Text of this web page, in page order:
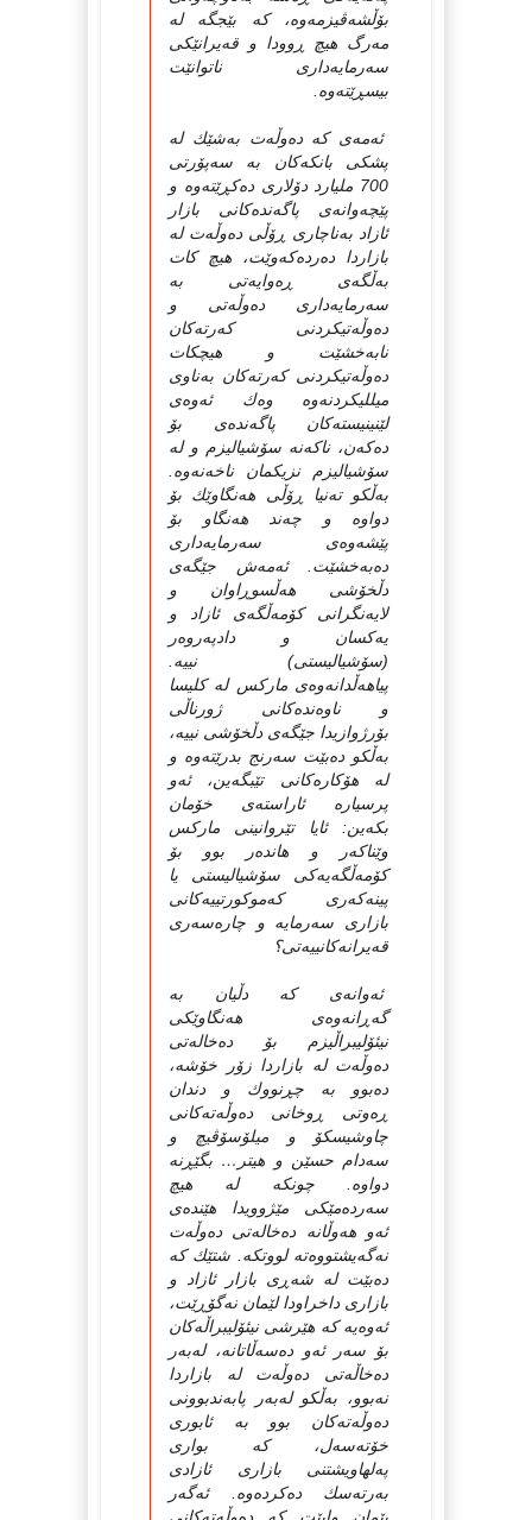
بۆڵشه‌ڤیزمه‌وه‌، که‌ بێجگه‌ له‌
مه‌رگ هیچ ڕوودا و قه‌یرانێکی
سه‌رمایه‌داری ناتوانێت
بیسڕێته‌وه‌.
ئه‌مه‌ی که‌ ده‌وڵه‌ت به‌شێك له‌
پشکی بانکه‌کان به‌ سه‌پۆرتی
700 ملیارد دۆلاری ده‌کڕێته‌وه‌ و
پێچه‌وانه‌ی پاگه‌نده‌کانی بازار
ئازاد به‌ناچاری ڕۆڵی ده‌وڵه‌ت له‌
بازاردا ده‌رده‌که‌وێت، هیچ کات
به‌ڵگه‌ی ڕه‌وایه‌تی به‌
سه‌رمایه‌داری ده‌وڵه‌تی و
ده‌وڵه‌تیکردنی که‌رته‌کان
نابه‌خشێت و هیچکات
ده‌وڵه‌تیکردنی که‌رته‌کان به‌ناوی
میللیکردنه‌وه‌ وه‌ك ئه‌وه‌ی
لێنینیسته‌کان پاگه‌نده‌ی بۆ
ده‌که‌ن، ناکه‌نه‌ سۆشیالیزم و له‌
سۆشیالیزم نزیکمان ناخه‌نه‌وه‌.
به‌ڵکو ته‌نیا ڕۆڵی هه‌نگاوێك بۆ
دواوه‌ و چه‌ند هه‌نگاو بۆ
پێشه‌وه‌ی سه‌رمایه‌داری
ده‌به‌خشێت. ئه‌مه‌ش جێگه‌ی
دڵخۆشی هه‌ڵسوڕاوان و
لایه‌نگرانی کۆمه‌ڵگه‌ی ئازاد و
یه‌کسان و دادپه‌روه‌ر
(سۆشیالیستی) نییه‌.
پیاهه‌ڵدانه‌وه‌ی مارکس له‌ کلیسا
و ناوه‌نده‌کانی ژورناڵی
بۆرژوازیدا جێگه‌ی دڵخۆشی نییه‌،
به‌ڵکو ده‌بێت سه‌رنج بدرێته‌وه‌ و
له‌ هۆکاره‌کانی تێبگه‌ین، ئه‌و
پرسیاره‌ ئاراسته‌ی خۆمان
بکه‌ین: ئایا تێروانینی مارکس
وێناکه‌ر و هانده‌ر بوو بۆ
کۆمه‌ڵگه‌یه‌کی سۆشیالیستی یا
پینه‌که‌ری که‌موکورتییه‌کانی
بازاری سه‌رمایه‌ و چاره‌سه‌ری
قه‌یرانه‌کانییه‌تی؟
ئه‌وانه‌ی که‌ دڵیان به‌
گه‌ڕانه‌وه‌ی هه‌نگاوێکی
نیئۆلیبراڵیزم بۆ ده‌خاله‌تی
ده‌وڵه‌ت له‌ بازاردا زۆر خۆشه‌،
ده‌بوو به‌ چڕنووك و دندان
ڕه‌وتی ڕوخانی‌ ده‌وڵه‌ته‌کانی
چاوشیسکۆ و میلۆسۆڤیچ و
سه‌دام حسێن و هیتر… بگێڕنه‌
دواوه‌. چونکه‌ له‌ هیچ
سه‌رده‌مێکی مێژوویدا هێنده‌ی
ئه‌و هه‌وڵانه‌ ده‌خاله‌تی ده‌وڵه‌ت
نه‌گه‌یشتووه‌ته‌ لووتکه‌. شتێك که‌
ده‌بێت له‌ شه‌ڕی بازار ئازاد و
بازاری داخراودا لێمان نه‌گۆڕێت،
ئه‌وه‌یه‌ که‌ هێرشی نیئۆلیبراڵه‌کان
بۆ سه‌ر ئه‌و ده‌سه‌ڵاتانه‌، له‌به‌ر
ده‌خاڵه‌تی ده‌وڵه‌ت له‌ بازاردا
نه‌بوو، به‌ڵکو له‌به‌ر پابه‌ندبوونی
ده‌وڵه‌ته‌کان بوو به‌ ئابوری
خۆته‌سه‌ل، که‌ بواری
په‌لهاویشتنی بازاری ئازادی
به‌رته‌سك ده‌کرده‌وه‌. ئه‌گه‌ر